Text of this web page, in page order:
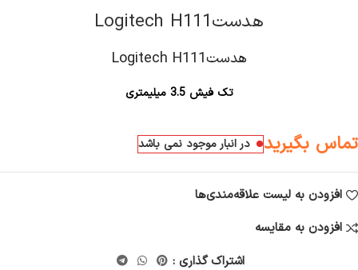
هدستLogitech H111
هدستLogitech H111
تک فیش 3.5 میلیمتری
تماس بگیرید در انبار موجود نمی باشد
افزودن به لیست علاقه‌مندی‌ها
افزودن به مقایسه
اشتراک گذاری :